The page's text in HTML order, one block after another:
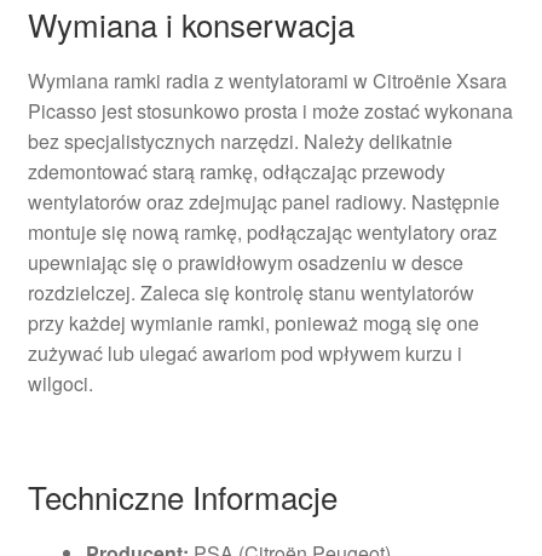
Wymiana i konserwacja
Wymiana ramki radia z wentylatorami w Citroënie Xsara
Picasso jest stosunkowo prosta i może zostać wykonana
bez specjalistycznych narzędzi. Należy delikatnie
zdemontować starą ramkę, odłączając przewody
wentylatorów oraz zdejmując panel radiowy. Następnie
montuje się nową ramkę, podłączając wentylatory oraz
upewniając się o prawidłowym osadzeniu w desce
rozdzielczej. Zaleca się kontrolę stanu wentylatorów
przy każdej wymianie ramki, ponieważ mogą się one
zużywać lub ulegać awariom pod wpływem kurzu i
wilgoci.
Techniczne Informacje